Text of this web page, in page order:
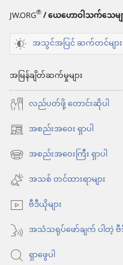
JW.ORG®/ ယေဟောဝါသက်သေမ
အသွင်အပြင် ဆက်တင်များ
အမြန်ချိတ်ဆက်မှုများ
လည်ပတ်ဖို့ တောင်းဆိုပါ
အစည်းအဝေး ရှာပါ
(window
အသစ်
င့်
နေ
ပါ
တယ်)
အစည်းအဝေးကြီး ရှာပါ
(window
အသစ်
င့်
နေ
ပါ
တယ်)
အသစ် တင်ထားရာများ
ဗီဒီယိုများ
အသံသရုပ်ဖော်ချက် ပါတဲ့ ဗီ
ရှာဖွေပါ